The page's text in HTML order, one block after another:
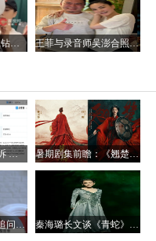
王菲与录音师吴澎合照曝光，56岁状态惊艳引热议
赵丽颖名誉权案胜诉 侵权者公开登报道歉 暑期剧集前瞻：《翘楚》《莫离》领衔多赛道竞争，现实题材能否破局出圈？
方媛节目中向周涛追问 郭富城年轻时究竟啥模样